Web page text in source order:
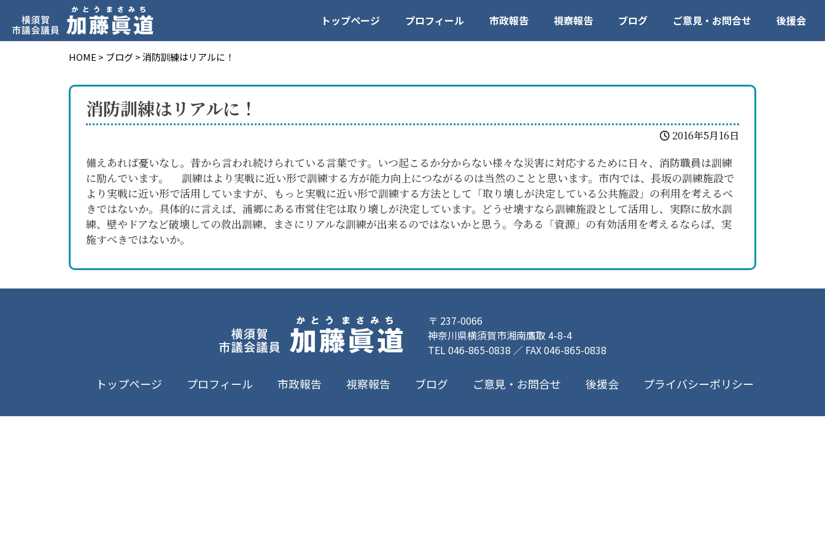
トップページ プロフィール 市政報告 視察報告 ブログ ご意見・お問合せ 後援会
HOME > ブログ>消防訓練はリアルに！
消防訓練はリアルに！
2016年5月16日
備えあれば憂いなし。昔から言われ続けられている言葉です。いつ起こるか分からない様々な災害に対応するために日々、消防職員は訓練
に励んでいます。 訓練はより実戦に近い形で訓練する方が能力向上につながるのは当然のことと思います。市内では、長坂の訓練施設で
より実戦に近い形で活用していますが、もっと実戦に近い形で訓練する方法として「取り壊しが決定している公共施設」の利用を考えるべ
きではないか。具体的に言えば、浦郷にある市営住宅は取り壊しが決定しています。どうせ壊すなら訓練施設として活用し、実際に放水訓
練、壁やドアなど破壊しての救出訓練、まさにリアルな訓練が出来るのではないかと思う。今ある「資源」の有効活用を考えるならば、実
施すべきではないか。
〒 237-0066
神奈川県横須賀市湘南鷹取 4-8-4
TEL 046-865-0838 ／ FAX 046-865-0838
トップページ プロフィール 市政報告 視察報告 ブログ ご意見・お問合せ 後援会 プライバシーポリシー